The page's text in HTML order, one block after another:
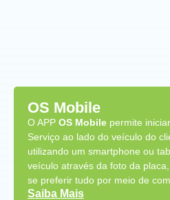
OS Mobile
O APP OS Mobile permite
Serviço ao lado do veículo do
utilizando um smartphone ou
veículo através da foto da
se preferir tudo por meio de
Saiba Mais